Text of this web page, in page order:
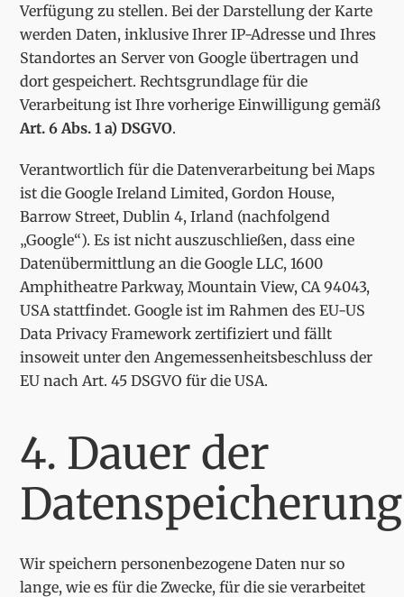
Verfügung zu stellen. Bei der Darstellung der Karte
werden Daten, inklusive Ihrer IP-Adresse und Ihres
Standortes an Server von Google übertragen und
dort gespeichert. Rechtsgrundlage für die
Verarbeitung ist Ihre vorherige Einwilligung gemäß
Art. 6 Abs. 1 a) DSGVO.
Verantwortlich für die Datenverarbeitung bei Maps
ist die Google Ireland Limited, Gordon House,
Barrow Street, Dublin 4, Irland (nachfolgend
„Google“). Es ist nicht auszuschließen, dass eine
Datenübermittlung an die Google LLC, 1600
Amphitheatre Parkway, Mountain View, CA 94043,
USA stattfindet. Google ist im Rahmen des EU-US
Data Privacy Framework zertifiziert und fällt
insoweit unter den Angemessenheitsbeschluss der
EU nach Art. 45 DSGVO für die USA.
4. Dauer der
Datenspeicherung
Wir speichern personenbezogene Daten nur so
lange, wie es für die Zwecke, für die sie verarbeitet